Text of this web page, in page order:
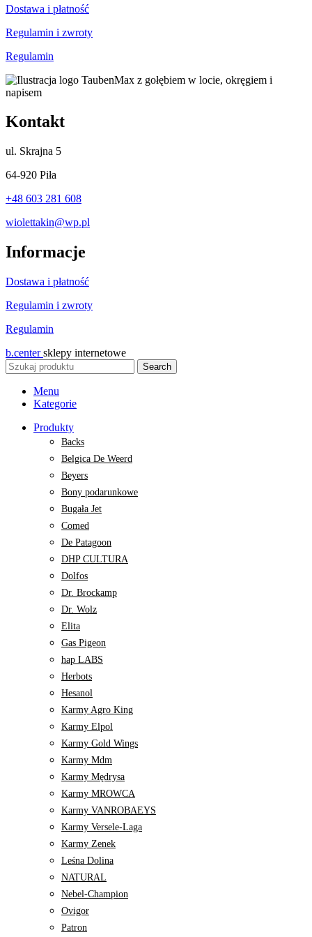
Dostawa i płatność
Regulamin i zwroty
Regulamin
Kontakt
ul. Skrajna 5
64-920 Piła
+48 603 281 608
wiolettakin@wp.pl
Informacje
Dostawa i płatność
Regulamin i zwroty
Regulamin
b.centersklepy internetowe
Search
Menu
Kategorie
Produkty
Backs
Belgica De Weerd
Beyers
Bony podarunkowe
Bugała Jet
Comed
De Patagoon
DHP CULTURA
Dolfos
Dr. Brockamp
Dr. Wolz
Elita
Gas Pigeon
hap LABS
Herbots
Hesanol
Karmy Agro King
Karmy Elpol
Karmy Gold Wings
Karmy Mdm
Karmy Mędrysa
Karmy MROWCA
Karmy VANROBAEYS
Karmy Versele-Laga
Karmy Zenek
Leśna Dolina
NATURAL
Nebel-Champion
Ovigor
Patron